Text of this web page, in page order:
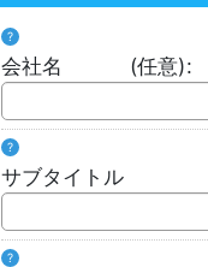
?
会社名 (任意):
?
サブタイ
?